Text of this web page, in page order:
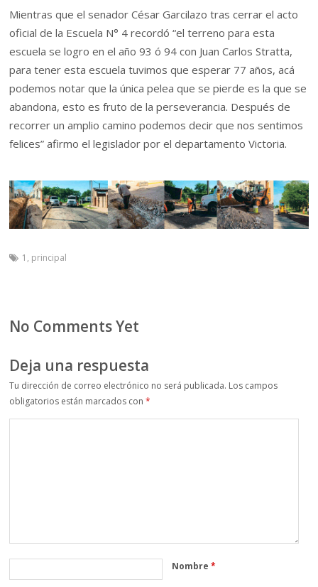
Mientras que el senador César Garcilazo tras cerrar el acto
oficial de la Escuela N° 4 recordó “el terreno para esta
escuela se logro en el año 93 ó 94 con Juan Carlos Stratta,
para tener esta escuela tuvimos que esperar 77 años, acá
podemos notar que la única pelea que se pierde es la que se
abandona, esto es fruto de la perseverancia. Después de
recorrer un amplio camino podemos decir que nos sentimos
felices” afirmo el legislador por el departamento Victoria.
1 , principal
No Comments Yet
Deja una respuesta
Tu dirección de correo electrónico no será publicada. Los campos
obligatorios están marcados con*
Nombre*